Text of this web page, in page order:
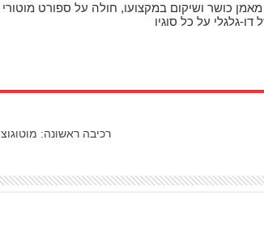
כושר ושיקום במקצועו, חולה על ספורט
גלגלי על כל סוגיו